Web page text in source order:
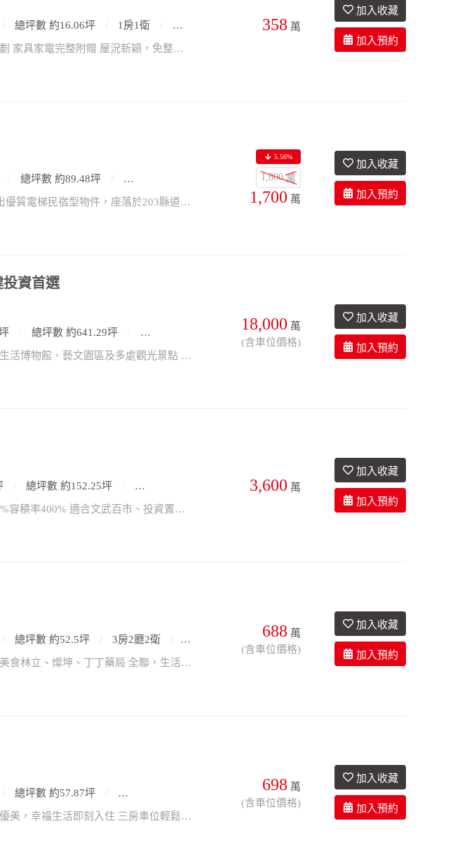
358 萬
總坪數 約16.06坪 1房1衛 8.2年
電梯華廈，出入便利 精品套房，空間舒適好規劃 家具家電完整附贈 屋況新穎，免整理可入住 自住溫馨，投資收租皆宜 鄰近市區，生活機能便利 小巧精緻、負擔輕鬆，現在入手正是好時機！
5.56%
1,800 萬
1,700 萬
總坪數 約89.48坪 5房2廳6衛 座東朝西
許家203縣道旁｜交通便利｜曝光度高 難得釋出優質電梯民宿型物件，座落於203縣道旁 地段醒目、進出便利，無論自住或經營民宿皆相當合適 輕屋齡規劃｜屋況優質免整理 全棟三層樓＋電梯設計｜居住舒適無負擔 規劃五間套房｜間間獨立衛浴，隱私性高 家具家電齊全｜可立即入住或營運
投資首選
18,000 萬
(含車位價格)
總坪數 約641.29坪 34房1廳35衛 2.6年 有車位 座南朝北
市區核心地段，交通便利、人潮穩定 鄰近澎湖生活博物館、藝文園區及多處觀光景點 屋齡新穎，僅2年，設備完善 附設停車空間，提升住宿便利性 適合旅宿經營、企業投資、資產配置與長期收租 澎湖觀光市場持續成長，投資前景值得期待
3,600 萬
總坪數 約152.25坪 11房4廳7衛 座北朝南
馬公市區商業黃金三角窗地段 商業區建蔽率80%容積率400% 適合文武百市、投資置產好選擇
688 萬
(含車位價格)
總坪數 約52.5坪 3房2廳2衛 20.1年 有車位
市區最夯物件，北辰市場、便利商店 三多商圈美食林立、燦坤、丁丁藥局 全聯，生活好便利，投資或自用皆可 地下二層平面停車位 歡迎來電預約賞屋
698 萬
(含車位價格)
總坪數 約57.87坪 3房2廳2衛 有車位
成家一步到位，學區商圈一次擁有 高樓層風景優美，幸福生活即刻入住 三房車位輕鬆成家，便利生活近在咫尺